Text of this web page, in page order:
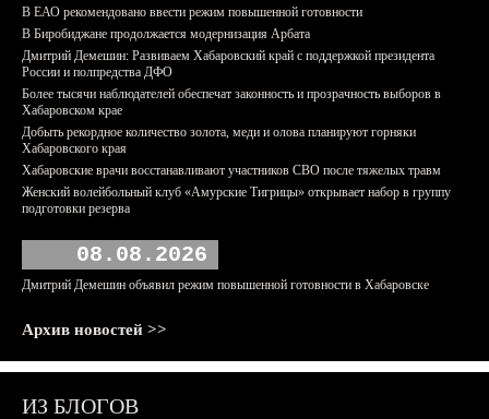
В ЕАО рекомендовано ввести режим повышенной готовности
В Биробиджане продолжается модернизация Арбата
Дмитрий Демешин: Развиваем Хабаровский край с поддержкой президента
России и полпредства ДФО
Более тысячи наблюдателей обеспечат законность и прозрачность выборов в
Хабаровском крае
Добыть рекордное количество золота, меди и олова планируют горняки
Хабаровского края
Хабаровские врачи восстанавливают участников СВО после тяжелых травм
Женский волейбольный клуб «Амурские Тигрицы» открывает набор в группу
подготовки резерва
08.08.2026
Дмитрий Демешин объявил режим повышенной готовности в Хабаровске
Архив новостей >>
ИЗ БЛОГОВ